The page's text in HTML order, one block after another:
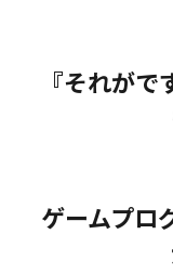
『それが
ゲームプロ